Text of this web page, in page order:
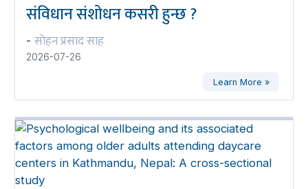
संविधान संशोधन कसरी हुन्छ ?
- सोहन प्रसाद साह
2026-07-26
Learn More »